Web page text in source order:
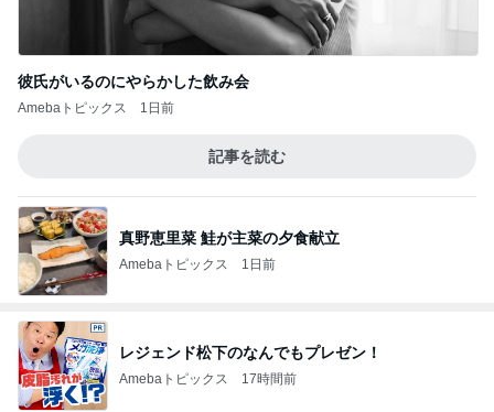
彼氏がいるのにやらかした飲み会
Amebaトピックス 1日前
記事を読む
真野恵里菜 鮭が主菜の夕食献立
Amebaトピックス 1日前
レジェンド松下のなんでもプレゼン！
Amebaトピックス 17時間前